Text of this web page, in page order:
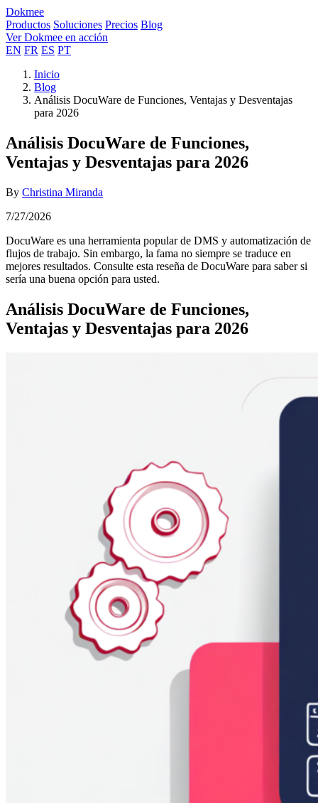
Dokmee
Productos Soluciones Precios Blog
Ver Dokmee en acción
EN FR ES PT
Inicio
Blog
Análisis DocuWare de Funciones, Ventajas y Desventajas
para 2026
Análisis DocuWare de Funciones,
Ventajas y Desventajas para 2026
By Christina Miranda
7/27/2026
DocuWare es una herramienta popular de DMS y automatización de
flujos de trabajo. Sin embargo, la fama no siempre se traduce en
mejores resultados. Consulte esta reseña de DocuWare para saber si
sería una buena opción para usted.
Análisis DocuWare de Funciones,
Ventajas y Desventajas para 2026